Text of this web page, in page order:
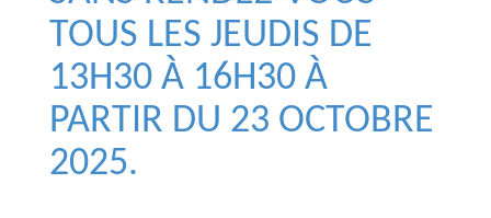
TOUS LES JEUDIS DE
13H30 À 16H30 À
PARTIR DU 23 OCTOBRE
2025.